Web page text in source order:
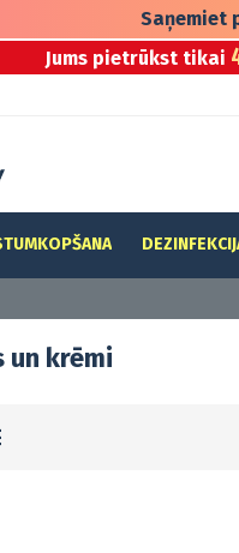
Saņemiet
Jums pietrūkst tikai
un krēmi